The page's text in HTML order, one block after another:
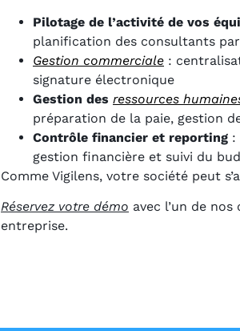
Pilotage de l’activité de vos
planification des consultants
Gestion commerciale :
signature électronique
Gestion des ressources
préparation de la paie, gestion
Contrôle financier et reporting :
gestion financière et suivi du
Comme Vigilens, votre société peut
Réservez votre démo avec l’un de
entreprise.